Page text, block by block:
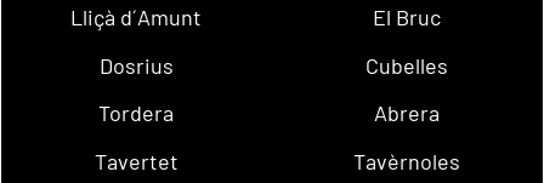
Lliçà d´Amunt
El Bruc
Dosrius
Cubelles
Tordera
Abrera
Tavertet
Tavèrnoles